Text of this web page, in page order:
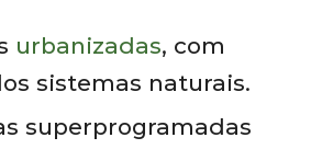
urbanizadas, com
sistemas naturais.
superprogramadas